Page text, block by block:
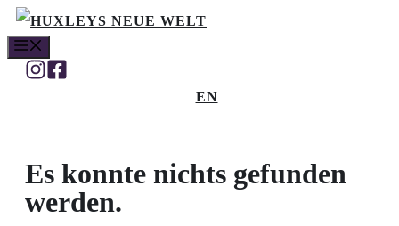
Zum
Inhalt
springen
EN
Es konnte nichts gefunden
werden.